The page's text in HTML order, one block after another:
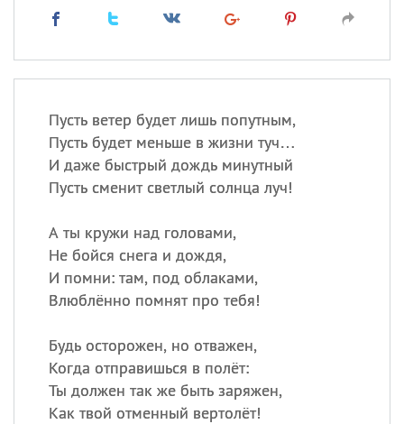
Пусть ветер будет лишь попутным,
Пусть будет меньше в жизни туч…
И даже быстрый дождь минутный
Пусть сменит светлый солнца луч!
А ты кружи над головами,
Не бойся снега и дождя,
И помни: там, под облаками,
Влюблённо помнят про тебя!
Будь осторожен, но отважен,
Когда отправишься в полёт:
Ты должен так же быть заряжен,
Как твой отменный вертолёт!